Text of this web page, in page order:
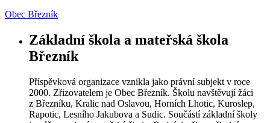
Obec Březník
Základní škola a mateřská škola
Březník
Příspěvková organizace vznikla jako právní subjekt v roce
2000. Zřizovatelem je Obec Březník. Školu navštěvují žáci
z Březníku, Kralic nad Oslavou, Horních Lhotic, Kuroslep,
Rapotic, Lesního Jakubova a Sudic. Součástí základní školy